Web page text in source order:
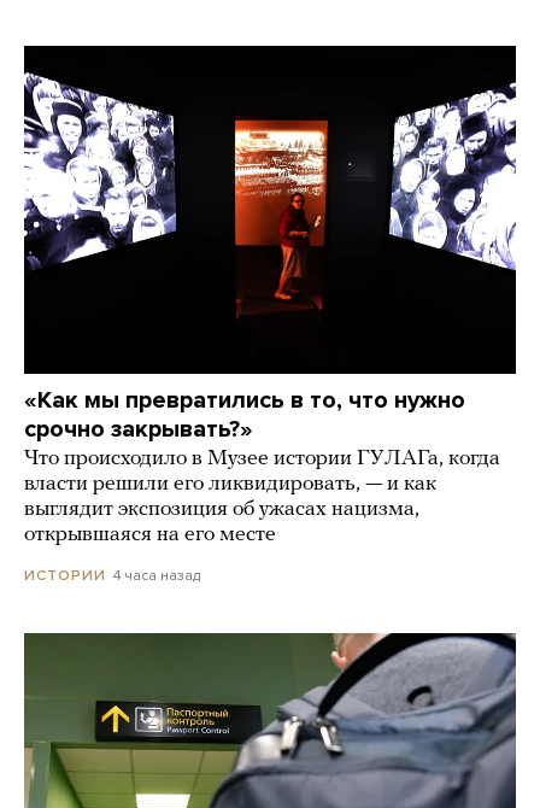
«Как мы превратились в то, что нужно
срочно закрывать?»
Что происходило в Музее истории ГУЛАГа, когда
власти решили его ликвидировать, — и как
выглядит экспозиция об ужасах нацизма,
открывшаяся на его месте
ИСТОРИИ 4 часа назад